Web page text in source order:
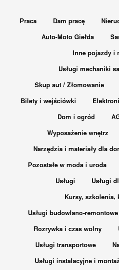
Praca Dam pracę
Auto-Moto Giełda
Inne pojazdy i
Usługi mechaniki
Skup aut / Złomowanie
Bilety i wejściówki
Dom i ogród
Wyposażenie wnętrz
Narzędzia i materiały dla
Pozostałe w moda i uroda
Usługi
Usługi
Kursy, szkolenia,
Usługi budowlano-remontowe
Rozrywka i czas wolny
Usługi transportowe
Usługi instalacyjne i montaż